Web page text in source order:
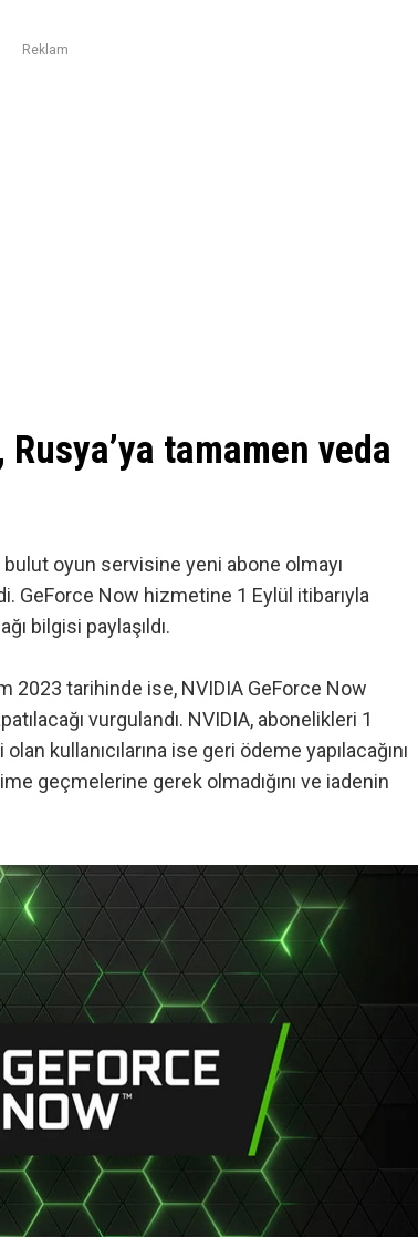
Reklam
Rusya’ya tamamen veda
bulut oyun servisine yeni abone olmayı
GeForce Now hizmetine 1 Eylül itibarıyla
bilgisi paylaşıldı.
2023 tarihinde ise, NVIDIA GeForce Now
vurgulandı. NVIDIA, abonelikleri 1
kullanıcılarına ise geri ödeme yapılacağını
geçmelerine gerek olmadığını ve iadenin